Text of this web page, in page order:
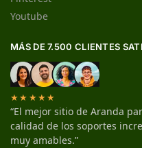
Youtube
MÁS DE 7.500 CLIENTES
★★★★★
“El mejor sitio de Aranda
calidad de los soportes
muy amables.”